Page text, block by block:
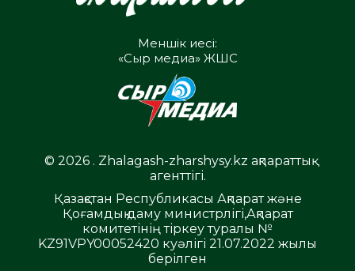
Меншік иесі:
«Сыр медиа» ЖШС
© 2026 . Zhalagash-zharshysy.kz ақпараттық
агенттігі.
Қазақстан Республикасы Ақпарат және
Қоғамдық даму министрлігі,Ақпарат
комитетінің тіркеу туралы №
KZ91VPY00052420 куәлігі 21.07.2022 жылы
берілген